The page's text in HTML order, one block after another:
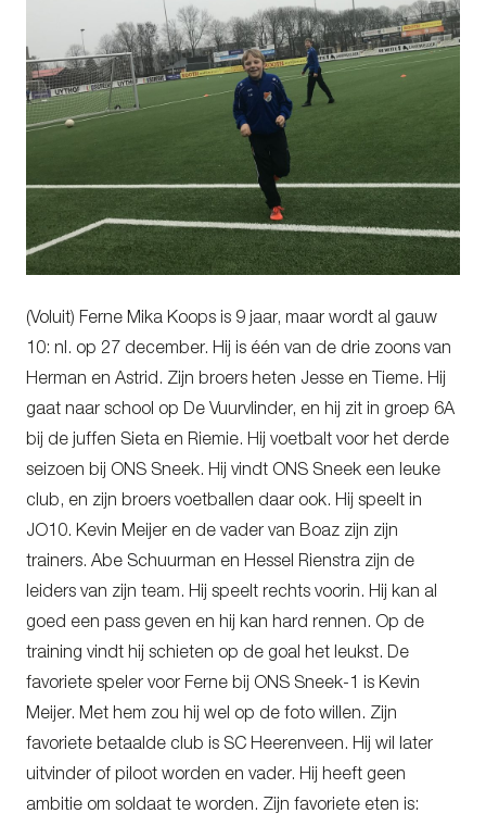
(Voluit) Ferne Mika Koops is 9 jaar, maar wordt al gauw
10: nl. op 27 december. Hij is één van de drie zoons van
Herman en Astrid. Zijn broers heten Jesse en Tieme. Hij
gaat naar school op De Vuurvlinder, en hij zit in groep 6A
bij de juffen Sieta en Riemie. Hij voetbalt voor het derde
seizoen bij ONS Sneek. Hij vindt ONS Sneek een leuke
club, en zijn broers voetballen daar ook. Hij speelt in
JO10. Kevin Meijer en de vader van Boaz zijn zijn
trainers. Abe Schuurman en Hessel Rienstra zijn de
leiders van zijn team. Hij speelt rechts voorin. Hij kan al
goed een pass geven en hij kan hard rennen. Op de
training vindt hij schieten op de goal het leukst. De
favoriete speler voor Ferne bij ONS Sneek-1 is Kevin
Meijer. Met hem zou hij wel op de foto willen. Zijn
favoriete betaalde club is SC Heerenveen. Hij wil later
uitvinder of piloot worden en vader. Hij heeft geen
ambitie om soldaat te worden. Zijn favoriete eten is: